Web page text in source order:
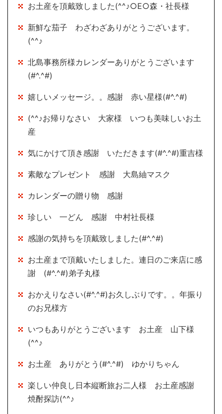
お土産を頂戴致しました(^^♪○E○森・社長様
新鮮な茄子 わざわざありがとうございます。
(^^♪
北島事務所様カレンダーありがとうございます
(#^.^#)
嬉しいメッセージ。。感謝 赤い星様(#^.^#)
(^^♪お帰りなさい 大家様 いつも美味しいお土
産
気にかけて頂き感謝 いただきます(#^.^#)重吉様
素敵なプレゼント 感謝 大島紬マスク
カレンダーの贈り物 感謝
珍しい 一どん 感謝 中村社長様
感謝の気持ちを頂戴致しました(#^.^#)
お土産まで頂戴いたしました。連日のご来店に感
謝 (#^.^#)弟子丸様
おかえりなさい(#^.^#)お久しぶりです。。年振り
のお兄様方
いつもありがとうございます お土産 山下様
(^^♪
お土産 ありがとう(#^.^#) ゆかりちゃん
楽しい仲良し日本縦断旅お二人様 お土産感謝
焼酎探訪(^^♪